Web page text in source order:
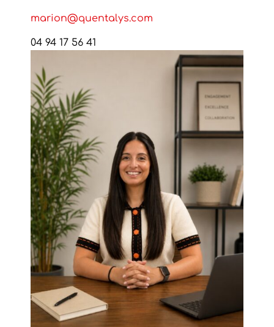
marion@quentalys.com
04 94 17 56 41